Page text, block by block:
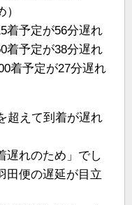
着予定が56分遅れ
着予定が38分遅れ
着予定が27分遅れ
超えて到着が遅れ
遅れのため」でし
田便の遅延が目立